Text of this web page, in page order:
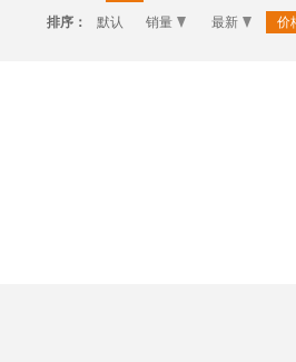
排序：
默认 销量 最新 价